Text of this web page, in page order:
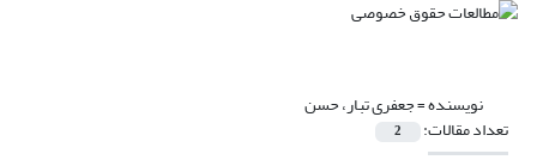
نویسنده =جعفری تبار، حسن
تعداد مقالات: 2